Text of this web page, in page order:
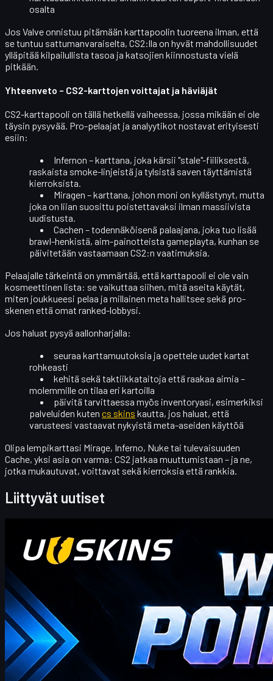
osalta
Jos Valve onnistuu pitämään karttapoolin tuoreena ilman, että
se tuntuu sattumanvaraiselta, CS2:lla on hyvät mahdollisuudet
ylläpitää kilpailullista tasoa ja katsojien kiinnostusta vielä
pitkään.
Yhteenveto – CS2-karttojen voittajat ja häviäjät
CS2-karttapooli on tällä hetkellä vaiheessa, jossa mikään ei ole
täysin pysyvää. Pro-pelaajat ja analyytikot nostavat erityisesti
esiin:
Infernon – karttana, joka kärsii "stale"-fiiliksestä,
raskaista smoke-linjeistä ja tylsistä saven täyttämistä
kierroksista.
Miragen – karttana, johon moni on kyllästynyt, mutta
joka on liian suosittu poistettavaksi ilman massiivista
uudistusta.
Cachen – todennäköisenä palaajana, joka tuo lisää
brawl-henkistä, aim-painotteista gameplayta, kunhan se
päivitetään vastaamaan CS2:n vaatimuksia.
Pelaajalle tärkeintä on ymmärtää, että karttapooli ei ole vain
kosmeettinen lista: se vaikuttaa siihen, mitä aseita käytät,
miten joukkueesi pelaa ja millainen meta hallitsee sekä pro-
skenen että omat ranked-lobbysi.
Jos haluat pysyä aallonharjalla:
seuraa karttamuutoksia ja opettele uudet kartat
rohkeasti
kehitä sekä taktiikkataitoja että raakaa aimia –
molemmille on tilaa eri kartoilla
päivitä tarvittaessa myös inventoryasi, esimerkiksi
palveluiden kuten cs skins kautta, jos haluat, että
varusteesi vastaavat nykyistä meta-aseiden käyttöä
Olipa lempikarttasi Mirage, Inferno, Nuke tai tulevaisuuden
Cache, yksi asia on varma: CS2 jatkaa muuttumistaan – ja ne,
jotka mukautuvat, voittavat sekä kierroksia että rankkia.
Liittyvät uutiset
Hei CS2-kauppiaat! Tervetuloa viikoittaiseen
bonusblogiimme!
josta löydät tämän viikon uusimmat ja kattavimmat UUSKINS-
lahjapistekoodit. Päivitämme tätä sivua viikoittain
tarjotaksemme sinulle ylimääräisiä lahjapisteitä. Niin kauan kuin
tilauksesi täyttää vastaavan summan, voit käyttää alla olevia
koodeja lunastaaksesi pisteitä ja vaihtaaksesi ne suosikki-CS2-
skinisi kaupassa!
huhtikuuta 20, 2026